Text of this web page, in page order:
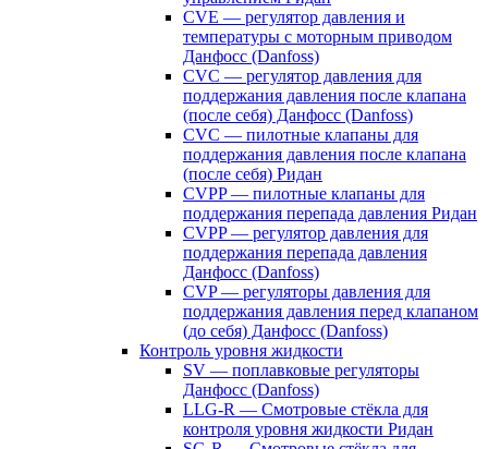
CVE — регулятор давления и
температуры с моторным приводом
Данфосс (Danfoss)
CVС — регулятор давления для
поддержания давления после клапана
(после себя) Данфосс (Danfoss)
CVС — пилотные клапаны для
поддержания давления после клапана
(после себя) Ридан
CVPP — пилотные клапаны для
поддержания перепада давления Ридан
CVPP — регулятор давления для
поддержания перепада давления
Данфосс (Danfoss)
CVP — регуляторы давления для
поддержания давления перед клапаном
(до себя) Данфосс (Danfoss)
Контроль уровня жидкости
SV — поплавковые регуляторы
Данфосс (Danfoss)
LLG-R — Смотровые стёкла для
контроля уровня жидкости Ридан